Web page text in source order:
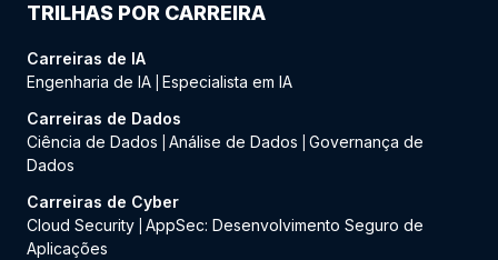
TRILHAS POR CARREIRA
Carreiras de IA
Engenharia de IA Especialista em IA
Carreiras de Dados
Ciência de Dados
Análise de Dados
Governança de
Dados
Carreiras de Cyber
Cloud Security AppSec: Desenvolvimento Seguro de
Aplicações